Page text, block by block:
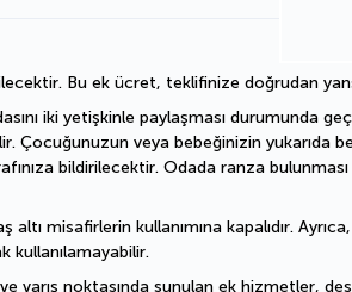
Bu ek ücret, teklifinize doğrudan
iki yetişkinle paylaşması durumunda
veya bebeğinizin yukarıda
bildirilecektir. Odada ranza
misafirlerin kullanımına kapalıdır.
kullanılamayabilir.
varış noktasında sunulan ek hizmetler,